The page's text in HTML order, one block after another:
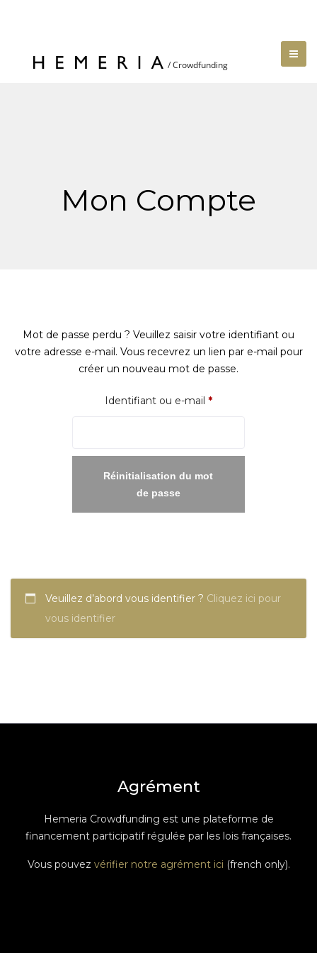
Mon Compte
Mot de passe perdu ? Veuillez saisir votre identifiant ou
votre adresse e-mail. Vous recevrez un lien par e-mail pour
créer un nouveau mot de passe.
Identifiant ou e-mail *Obligatoire
Réinitialisation du mot
de passe
Veuillez d’abord vous identifier ? Cliquez ici pour
vous identifier
Agrément
Hemeria Crowdfunding est une plateforme de
financement participatif régulée par les lois françaises.
Vous pouvez vérifier notre agrément ici (french only).